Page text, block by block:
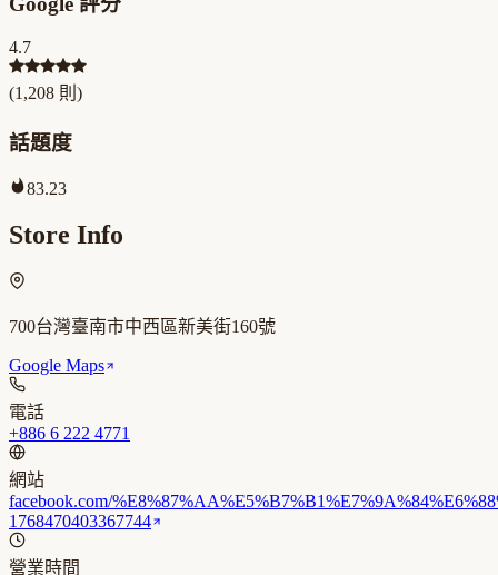
4.7
(1,208 則)
話題度
83.23
Store Info
700台灣臺南市中西區新美街160號
Google Maps
電話
+886 6 222 4771
網站
facebook.com/
1768470403367744
營業時間